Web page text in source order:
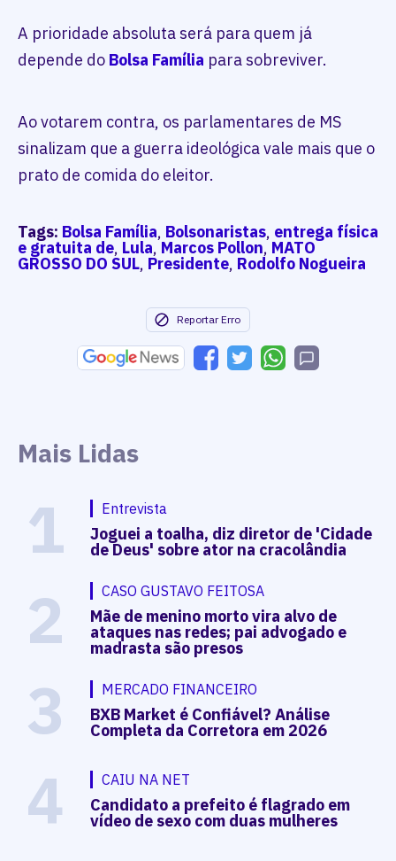
A prioridade absoluta será para quem já
depende do Bolsa Família para sobreviver.
Ao votarem contra, os parlamentares de MS
sinalizam que a guerra ideológica vale mais que o
prato de comida do eleitor.
Tags: Bolsa Família, Bolsonaristas, entrega física
e gratuita de, Lula, Marcos Pollon, MATO
GROSSO DO SUL, Presidente, Rodolfo Nogueira
Reportar Erro
Mais Lidas
1 Entrevista
Joguei a toalha, diz diretor de 'Cidade
de Deus' sobre ator na cracolândia
2 CASO GUSTAVO FEITOSA
Mãe de menino morto vira alvo de
ataques nas redes; pai advogado e
madrasta são presos
3 MERCADO FINANCEIRO
BXB Market é Confiável? Análise
Completa da Corretora em 2026
4 CAIU NA NET
Candidato a prefeito é flagrado em
vídeo de sexo com duas mulheres